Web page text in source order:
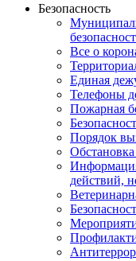
Безопасность
Все о
Единая
Телефоны
Пожарная
Порядок
действий,
Антитеррор